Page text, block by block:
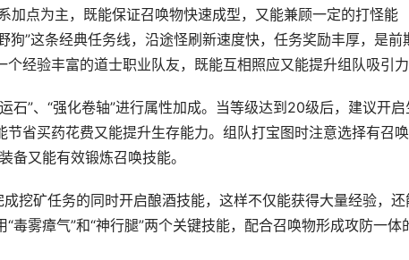
加点为主，既能保证召唤物快速成型，又能兼顾一定的打怪能
”这条经典任务线，沿途怪刷新速度快，任务奖励丰厚，是前
经验丰富的道士职业队友，既能互相照应又能提升组队吸引
石”、“强化卷轴”进行属性加成。当等级达到20级后，建议开启
省买药花费又能提升生存能力。组队打宝图时注意选择有召
备又能有效锻炼召唤技能。
挖矿任务的同时开启酿酒技能，这样不仅能获得大量经验，还
毒雾瘴气”和“神行腿”两个关键技能，配合召唤物形成攻防一体